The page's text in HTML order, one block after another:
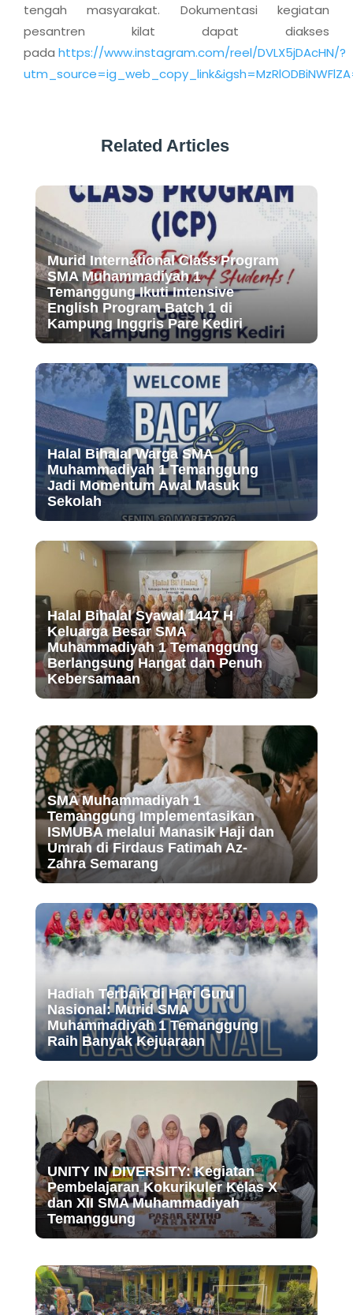
tengah masyarakat. Dokumentasi kegiatan
pesantren kilat dapat diakses
pada https://www.instagram.com/reel/DVLX5jDAcHN/?
Related Articles
Murid International Class Program
SMA Muhammadiyah 1
Temanggung Ikuti Intensive
English Program Batch 1 di
Kampung Inggris Pare Kediri
Halal Bihalal Warga SMA
Muhammadiyah 1 Temanggung
Jadi Momentum Awal Masuk
Sekolah
Halal Bihalal Syawal 1447 H
Keluarga Besar SMA
Muhammadiyah 1 Temanggung
Berlangsung Hangat dan Penuh
Kebersamaan
SMA Muhammadiyah 1
Temanggung Implementasikan
ISMUBA melalui Manasik Haji dan
Umrah di Firdaus Fatimah Az-
Zahra Semarang
Hadiah Terbaik di Hari Guru
Nasional: Murid SMA
Muhammadiyah 1 Temanggung
Raih Banyak Kejuaraan
UNITY IN DIVERSITY: Kegiatan
Pembelajaran Kokurikuler Kelas X
dan XII SMA Muhammadiyah
Temanggung